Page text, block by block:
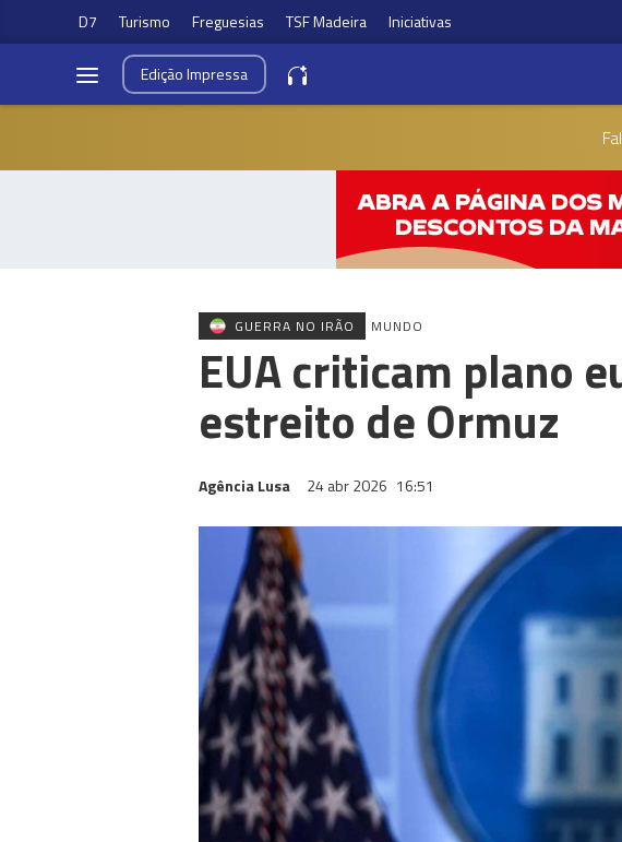
D7 Turismo Freguesias TSF Madeira Iniciativas
EdiçãoImpressa
GUERRA NO IRÃO MUNDO
EUA criticam plano
estreito de Ormuz
Agência Lusa 24 abr 2026 16:51